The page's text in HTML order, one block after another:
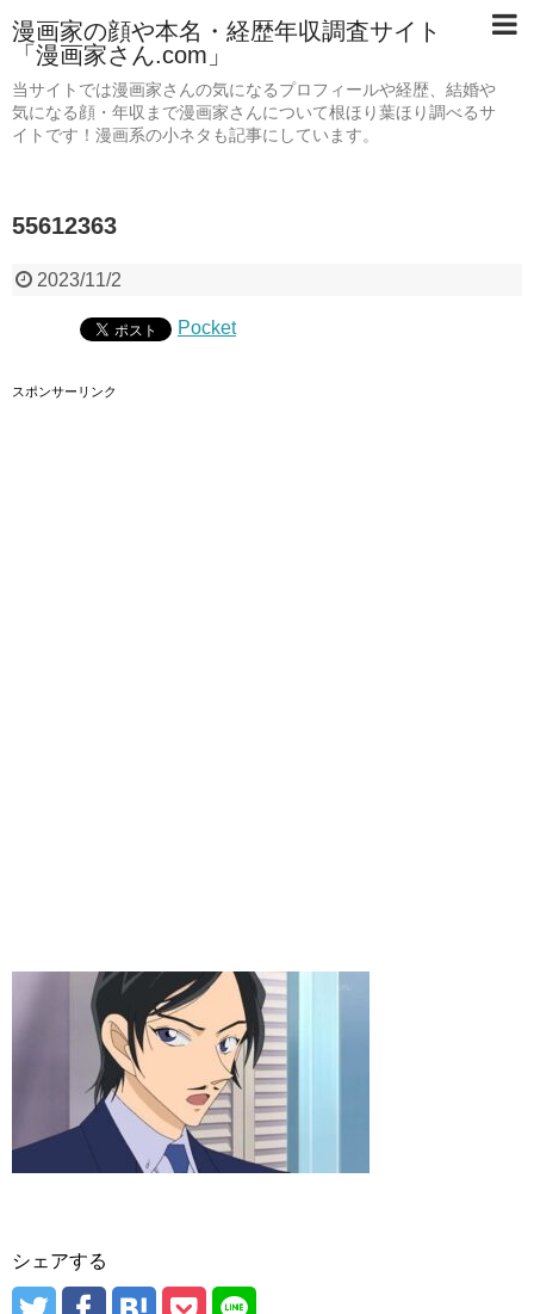
漫画家の顔や本名・経歴年収調査サイト
「漫画家さん.com」
当サイトでは漫画家さんの気になるプロフィールや経歴、結婚や
気になる顔・年収まで漫画家さんについて根ほり葉ほり調べるサ
イトです！漫画系の小ネタも記事にしています。
55612363
2023/11/2
Pocket
スポンサーリンク
シェアする